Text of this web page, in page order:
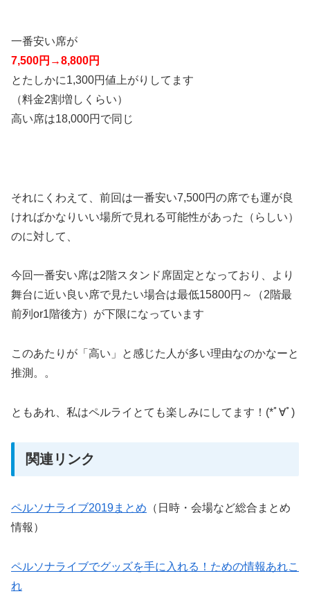
一番安い席が
7,500円→8,800円
とたしかに1,300円値上がりしてます
（料金2割増しくらい）
高い席は18,000円で同じ
それにくわえて、前回は一番安い7,500円の席でも運が良
ければかなりいい場所で見れる可能性があった（らしい）
のに対して、
今回一番安い席は2階スタンド席固定となっており、より
舞台に近い良い席で見たい場合は最低15800円～（2階最
前列or1階後方）が下限になっています
このあたりが「高い」と感じた人が多い理由なのかなーと
推測。。
ともあれ、私はペルライとても楽しみにしてます！(*ﾟ∀ﾟ)
関連リンク
ペルソナライブ2019まとめ （日時・会場など総合まとめ
情報）
ペルソナライブでグッズを手に入れる！ための情報あれこ
れ